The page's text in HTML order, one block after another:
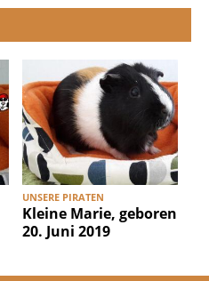
UNSERE PIRATEN
Kleine Marie, geboren
20. Juni 2019